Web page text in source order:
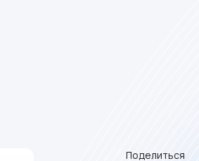
Поделиться